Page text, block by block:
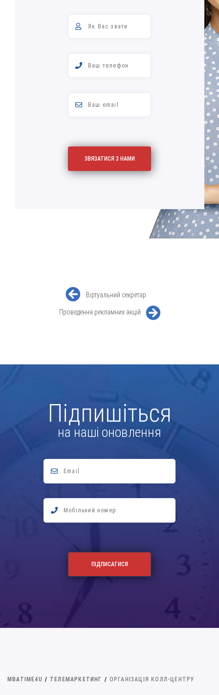
Віртуальний секретар
Проведення рекламних акцій
Підпишіться
на наші оновлення
MBATIME4U / ТЕЛЕМАРКЕТИНГ / ОРГАНІЗАЦІЯ КОЛЛ-ЦЕНТРУ